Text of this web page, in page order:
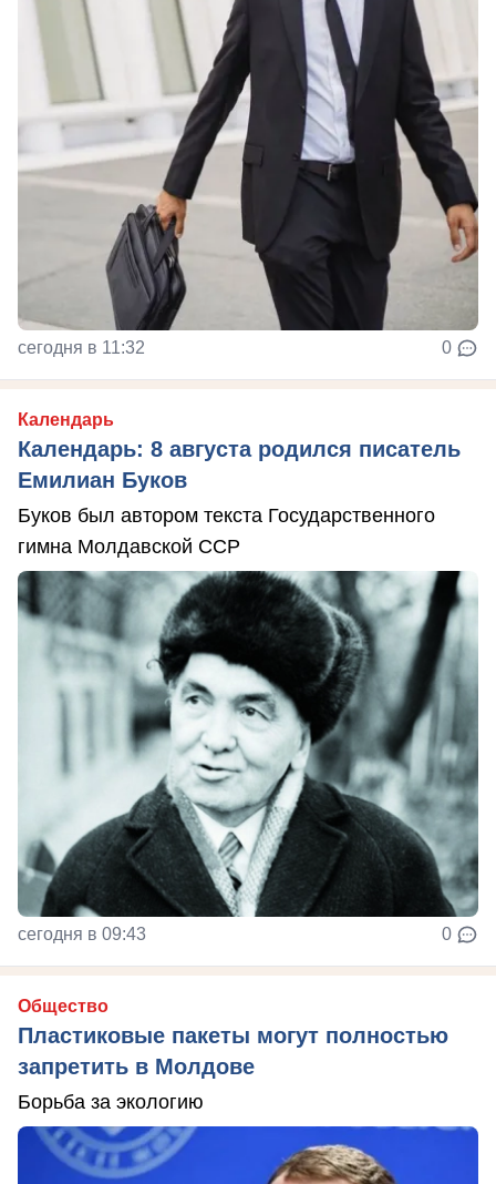
сегодня в 11:32 0
Календарь
Календарь: 8 августа родился писатель
Емилиан Буков
Буков был автором текста Государственного
гимна Молдавской ССР
сегодня в 09:43 0
Общество
Пластиковые пакеты могут полностью
запретить в Молдове
Борьба за экологию